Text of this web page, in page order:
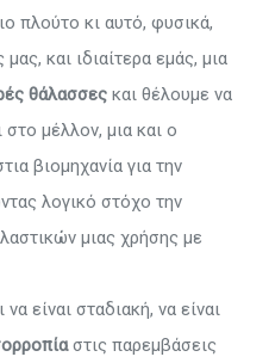
πλούτο κι αυτό, φυσικά,
και ιδιαίτερα εμάς, μια
θάλασσες και θέλουμε να
μέλλον, μια και ο
βιομηχανία για την
λογικό στόχο την
μιας χρήσης με
είναι σταδιακή, να είναι
στις παρεμβάσεις